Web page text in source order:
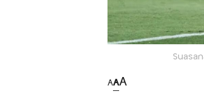
AAA